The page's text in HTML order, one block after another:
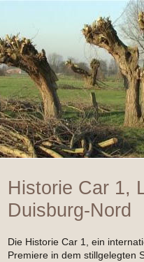
Historie Car 1,
Duisburg-Nord
Die Historie Car 1, ein
Premiere in dem stillgelegten